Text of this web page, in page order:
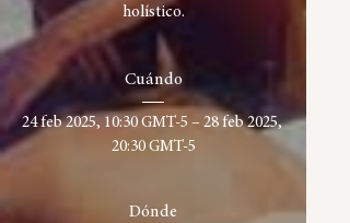
holístico.
Cuándo
24 feb 2025, 10:30 GMT-5 – 28 feb 2025,
20:30 GMT-5
Dónde